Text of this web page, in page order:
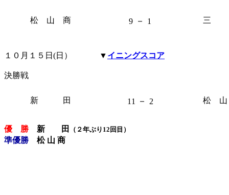
松 山 商 9 － 1 三
１０月１５日(日） ▼ イニングスコア
決勝戦
新 田 11 － 2 松
優 勝 新 田 （２年ぶり12回目）
準優勝 松 山 商